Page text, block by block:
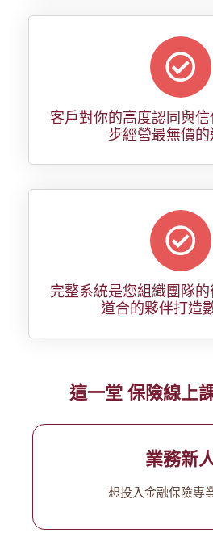
客戶對你的高度認同與
步經營最無價
完整系統是您組織團隊
道合的夥伴打造
這一堂 保險線上
業務新
想投入金融保險專